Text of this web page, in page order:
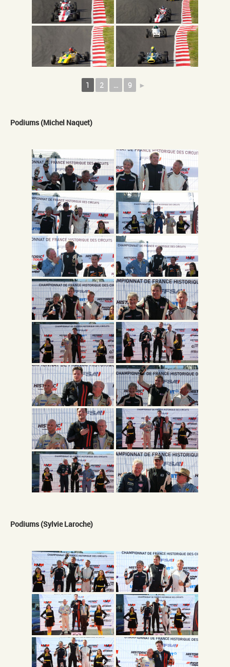
1 2 ... 9 ►
Podiums (Michel Naquet)
Podiums (Sylvie Laroche)